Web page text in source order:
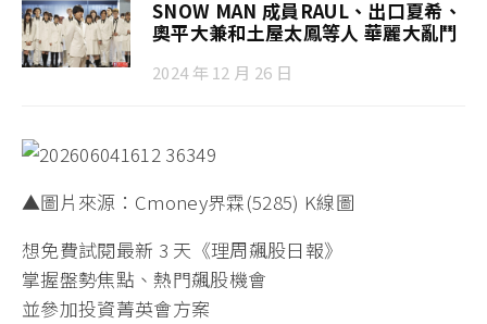
SNOW MAN 成員RAUL、出口夏希、
奧平大兼和土屋太鳳等人 華麗大亂鬥
2024 年 12 月 26 日
▲圖片來源：Cmoney界霖(5285) K線圖
想免費試閱最新 3 天《理周飆股日報》
掌握盤勢焦點、熱門飆股機會
並參加投資菁英會方案